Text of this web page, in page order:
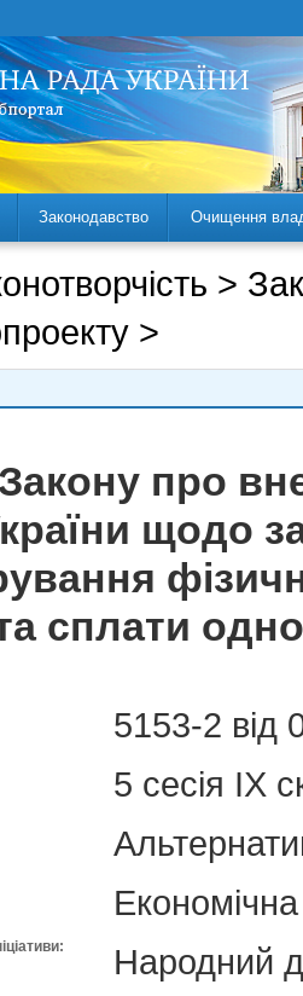
Законодавство Очищення
>
>
про
щодо
сплати
5153-2 від
5 сесія IX
Народний